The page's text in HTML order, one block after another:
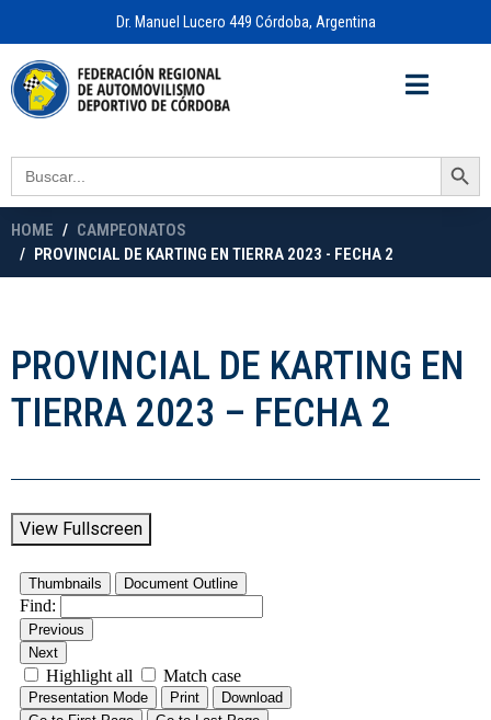
Dr. Manuel Lucero 449 Córdoba, Argentina
Search
for:
Search Button
HOME
CAMPEONATOS
PROVINCIAL DE KARTING EN TIERRA 2023 - FECHA 2
PROVINCIAL DE KARTING EN
TIERRA 2023 – FECHA 2
View Fullscreen